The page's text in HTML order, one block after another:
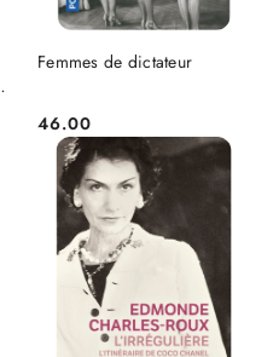
Femmes de dictateur
Cena:
46.00
NIEDOSTĘPNY